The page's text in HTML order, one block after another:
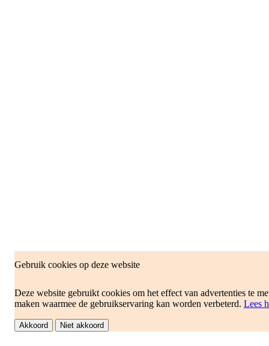
Gebruik cookies op deze website
Deze website gebruikt cookies om het effect van advertenties te
maken waarmee de gebruikservaring kan worden verbeterd. Lees
Akkoord Niet akkoord